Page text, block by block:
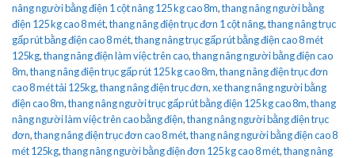
nâng người bằng điện 1 cột nâng 125 kg cao 8m,thang nâng người bằng
điện 125 kg cao 8 mét,thang nâng điện trục đơn 1 cột nâng,thang nâng trục
gấp rút bằng điện cao 8 mét,thang nâng trục gấp rút bằng điện cao 8 mét
125kg,thang nâng điện làm việc trên cao,thang nâng người bằng điện cao
8m,thang nâng điện trục gấp rút 125 kg cao 8m,thang nâng điện trục đơn
cao 8 mét tải 125kg,thang nâng điện trục đơn,xe thang nâng người bằng
điện cao 8m,thang nâng người trục gấp rút bằng điện 125 kg cao 8m,thang
nâng người làm việc trên cao bằng điện,thang nâng người bằng điện trục
đơn,thang nâng điện trục đơn cao 8 mét,thang nâng người bằng điện cao 8
mét 125kg,thang nâng người bằng điện đơn 125 kg cao 8 mét,thang nâng